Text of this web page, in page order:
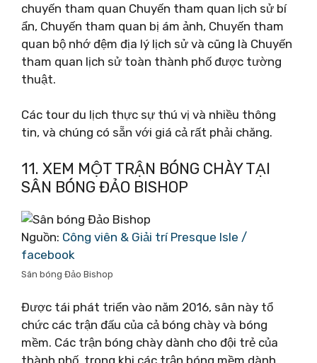
chuyến tham quan Chuyến tham quan lịch sử bí
ẩn, Chuyến tham quan bị ám ảnh, Chuyến tham
quan bộ nhớ đệm địa lý lịch sử và cũng là Chuyến
tham quan lịch sử toàn thành phố được tường
thuật.
Các tour du lịch thực sự thú vị và nhiều thông
tin, và chúng có sẵn với giá cả rất phải chăng.
11. XEM MỘT TRẬN BÓNG CHÀY TẠI
SÂN BÓNG ĐẢO BISHOP
Nguồn: Công viên & Giải trí Presque Isle /
facebook
Sân bóng Đảo Bishop
Được tái phát triển vào năm 2016, sân này tổ
chức các trận đấu của cả bóng chày và bóng
mềm. Các trận bóng chày dành cho đội trẻ của
thành phố, trong khi các trận bóng mềm dành